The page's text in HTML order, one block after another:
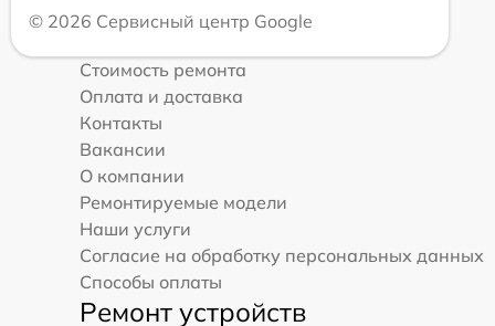
© 2026 Сервисный центр Google
Стоимость ремонта
Оплата и доставка
Контакты
Вакансии
О компании
Ремонтируемые модели
Наши услуги
Согласие на обработку персональных данных
Способы оплаты
Ремонт устройств